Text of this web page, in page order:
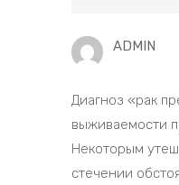
ADMIN
Диагноз «рак
выживаемости
Некоторым
стечении